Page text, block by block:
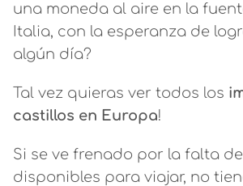
una moneda al aire en la
Italia, con la esperanza de
algún día?
Tal vez quieras ver todos los
castillos en Europa!
Si se ve frenado por la falta
disponibles para viajar, no